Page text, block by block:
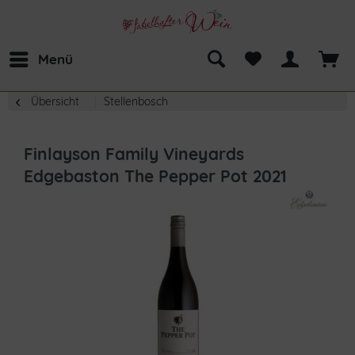
Menü
Übersicht Stellenbosch
Finlayson Family Vineyards
Edgebaston The Pepper Pot 2021